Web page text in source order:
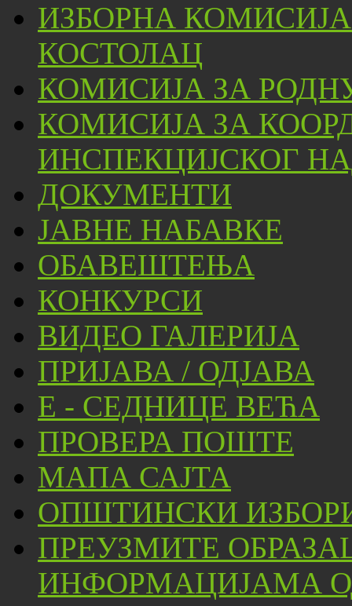
ИЗБОРНА
КОСТОЛАЦ
КОМИСИЈА ЗА
КОМИСИЈА ЗА
ИНСПЕКЦИЈСКОГ
ДОКУМЕНТИ
ЈАВНЕ НАБАВКЕ
ОБАВЕШТЕЊА
КОНКУРСИ
ВИДЕО ГАЛЕРИЈА
ПРИЈАВА / ОДЈАВА
Е - СЕДНИЦЕ ВЕЋА
ПРОВЕРА ПОШТЕ
МАПА САЈТА
ОПШТИНСКИ
ПРЕУЗМИТЕ
ИНФОРМАЦИЈАМА